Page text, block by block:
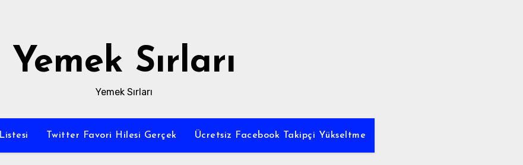
Yemek Sırları
Yemek Sırları
Twitter Favori Hilesi Gerçek Ücretsiz Facebook Takipçi Yükseltme